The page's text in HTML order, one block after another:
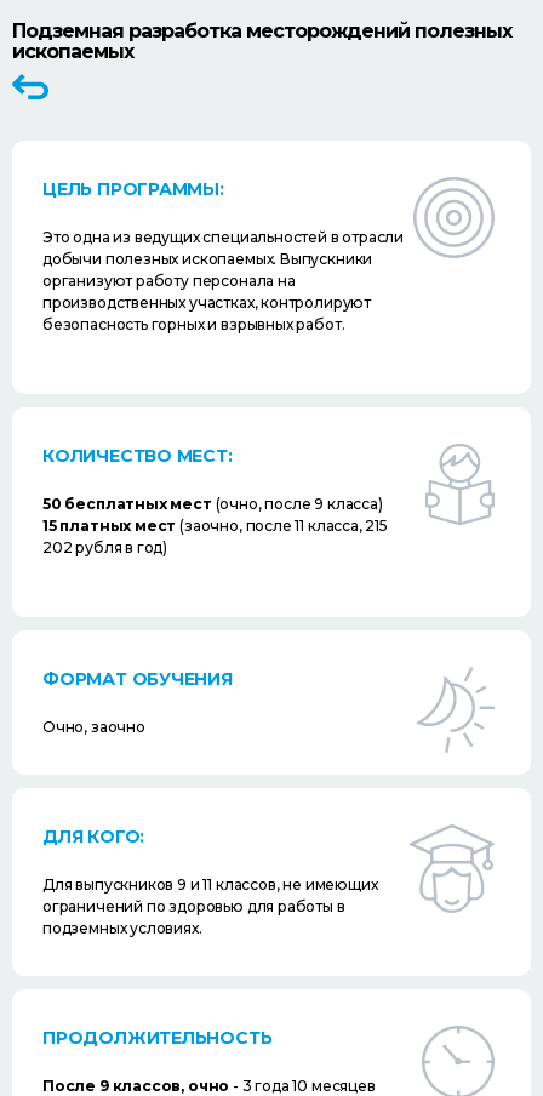
Подземная разработка месторождений полезных
ископаемых
ЦЕЛЬ ПРОГРАММЫ:
Это одна из ведущих специальностей в отрасли
добычи полезных ископаемых. Выпускники
организуют работу персонала на
производственных участках, контролируют
безопасность горных и взрывных работ.
КОЛИЧЕСТВО МЕСТ:
50 бесплатных мест (очно, после 9 класса)
15 платных мест(заочно, после 11 класса, 215
202 рубля в год)
ФОРМАТ ОБУЧЕНИЯ
Очно, заочно
ДЛЯ КОГО:
Для выпускников 9 и 11 классов, не имеющих
ограничений по здоровью для работы в
подземных условиях.
ПРОДОЛЖИТЕЛЬНОСТЬ
После 9 классов, очно - 3 года 10 месяцев